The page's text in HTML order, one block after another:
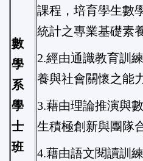
數
學
系
學
士
班
課程，培育學生數
統計之專業基礎素養
2.經由通識教育訓
養與社會關懷之能力
3.藉由理論推演與
生積極創新與團隊
4.藉由語文閱讀訓